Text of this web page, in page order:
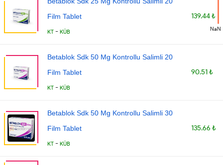
Film Tablet
KT - KÜB
139.44 ₺
Betablok Sdk 50 Mg Kontrollu Salimli 20
Film Tablet
KT - KÜB
90.51 ₺
Betablok Sdk 50 Mg Kontrollu Salimli 30
Film Tablet
KT - KÜB
135.66 ₺
NaN